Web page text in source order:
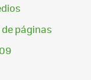
páginas